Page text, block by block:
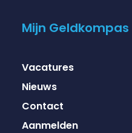
Mijn Geldkompas
Vacatures
Nieuws
Contact
Aanmelden